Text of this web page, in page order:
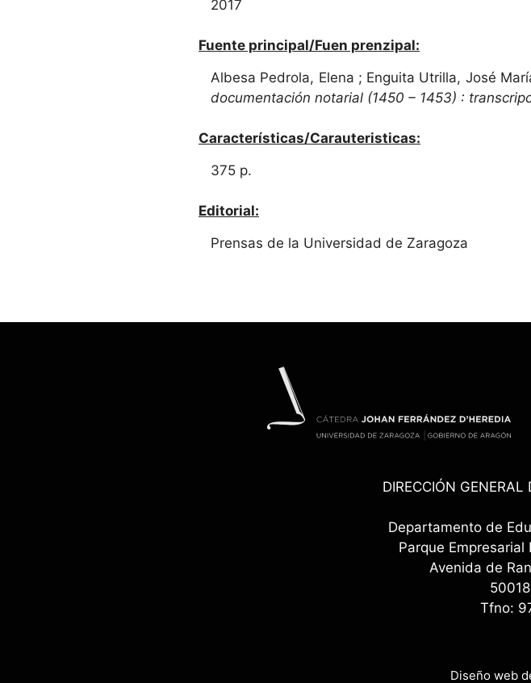
2017
Fuente principal/Fuen prenzipal:
Albesa Pedrola, Elena ; Enguita Utrilla, José
documentación notarial (1450 – 1453) :
Características/Carauteristicas:
375 p.
Editorial:
Prensas de la Universidad de Zaragoza
DIRECCIÓN
Departamento de
Parque Empresarial
Avenida de
Tfno:
Diseño web